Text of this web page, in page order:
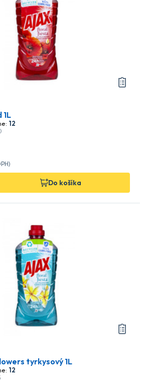
1L
12
Do košíka
tyrkysový 1L
12